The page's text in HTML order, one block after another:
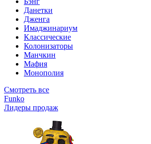
Данетки
Дженга
Имаджинариум
Классические
Колонизаторы
Манчкин
Мафия
Монополия
Смотреть все
Funko
Лидеры продаж